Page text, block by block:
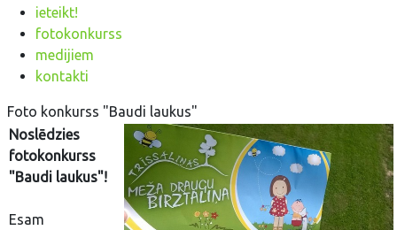
ieteikt!
fotokonkurss
medijiem
kontakti
Foto konkurss "Baudi laukus"
Noslēdzies
fotokonkurss
"Baudi laukus"!
Esam